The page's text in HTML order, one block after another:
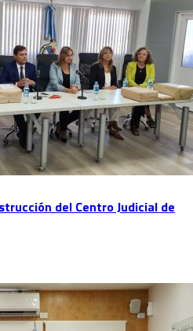
del Centro Judicial de